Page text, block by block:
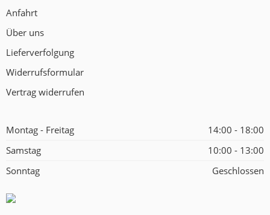
Anfahrt
Über uns
Lieferverfolgung
Widerrufsformular
Vertrag widerrufen
Montag - Freitag
14:00 - 18:00
Samstag
10:00 - 13:00
Sonntag
Geschlossen